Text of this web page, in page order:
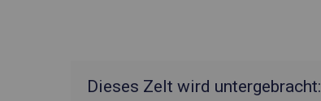
Dieses Zelt wird untergebracht: